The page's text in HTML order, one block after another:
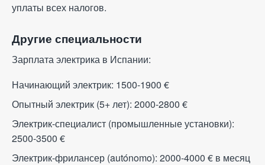
уплаты всех налогов.
Другие специальности
Зарплата электрика в Испании:
Начинающий электрик: 1500-1900 €
Опытный электрик (5+ лет): 2000-2800 €
Электрик-специалист (промышленные установки):
2500-3500 €
Электрик-фрилансер (autónomo): 2000-4000 € в месяц